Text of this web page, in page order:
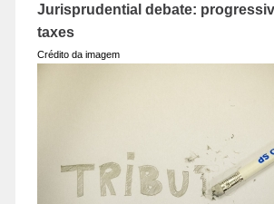
Jurisprudential debate:
taxes
Crédito da imagem